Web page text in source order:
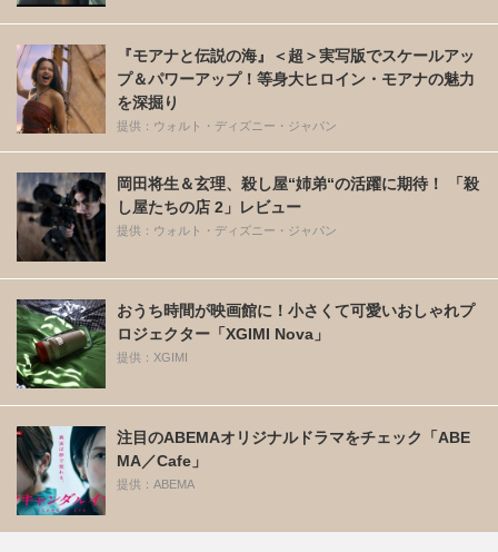
『モアナと伝説の海』＜超＞実写版でスケールアッ
プ＆パワーアップ！等身大ヒロイン・モアナの魅力
を深掘り
提供：ウォルト・ディズニー・ジャパン
岡田将生＆玄理、殺し屋“姉弟“の活躍に期待！ 「殺
し屋たちの店 2」レビュー
提供：ウォルト・ディズニー・ジャパン
おうち時間が映画館に！小さくて可愛いおしゃれプ
ロジェクター「XGIMI Nova」
提供：XGIMI
注目のABEMAオリジナルドラマをチェック「ABE
MA／Cafe」
提供：ABEMA